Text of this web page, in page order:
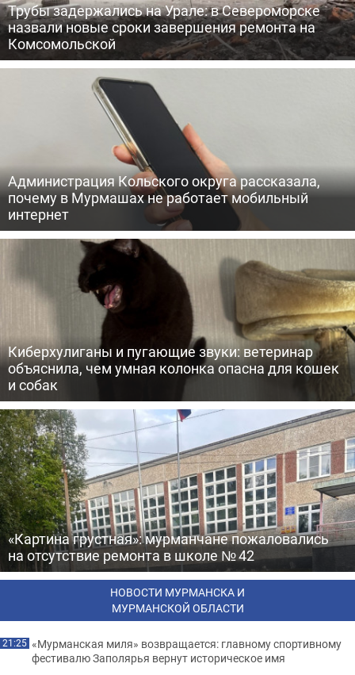
Трубы задержались на Урале: в Североморске
назвали новые сроки завершения ремонта на
Комсомольской
Администрация Кольского округа рассказала,
почему в Мурмашах не работает мобильный
интернет
Киберхулиганы и пугающие звуки: ветеринар
объяснила, чем умная колонка опасна для кошек
и собак
«Картина грустная»: мурманчане пожаловались
на отсутствие ремонта в школе № 42
НОВОСТИ МУРМАНСКА И
МУРМАНСКОЙ ОБЛАСТИ
21:25 «Мурманская миля» возвращается: главному спортивному
фестивалю Заполярья вернут историческое имя